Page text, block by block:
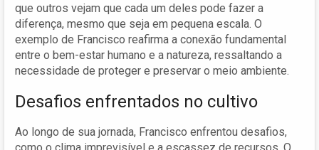
que outros vejam que cada um deles pode fazer a
diferença, mesmo que seja em pequena escala. O
exemplo de Francisco reafirma a conexão fundamental
entre o bem-estar humano e a natureza, ressaltando a
necessidade de proteger e preservar o meio ambiente.
Desafios enfrentados no cultivo
Ao longo de sua jornada, Francisco enfrentou desafios,
como o clima imprevisível e a escassez de recursos. O